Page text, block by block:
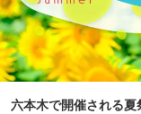
六本木で開催される